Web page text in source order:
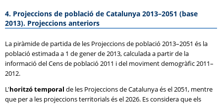
4. Projeccions de població de Catalunya 2013–2051 (base
2013). Projeccions anteriors
La piràmide de partida de les Projeccions de població 2013–2051 és la
població estimada a 1 de gener de 2013, calculada a partir de la
informació del Cens de població 2011 i del moviment demogràfic 2011–
2012.
L'horitzó temporal de les Projeccions de Catalunya és el 2051, mentre
que per a les projeccions territorials és el 2026. Es considera que els